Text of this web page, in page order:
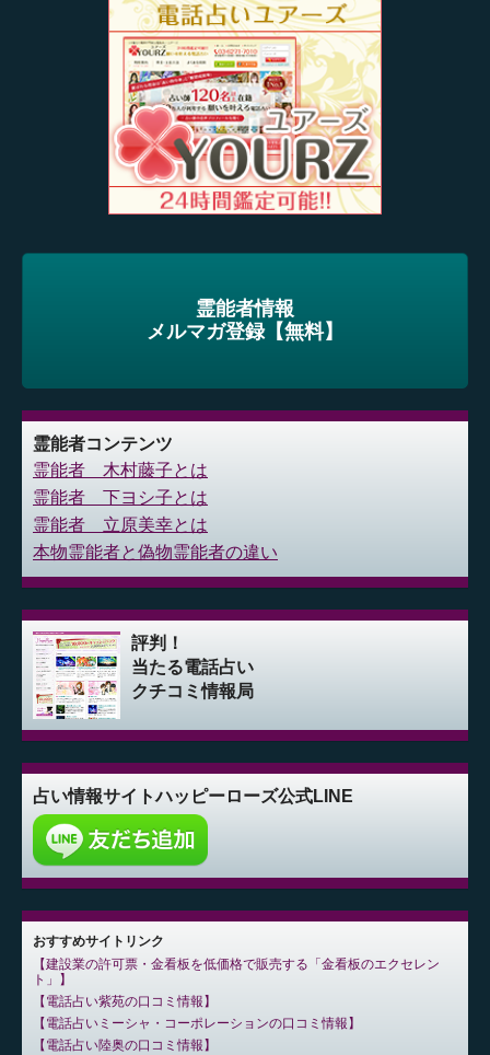
霊能者情報
メルマガ登録【無料】
霊能者コンテンツ
霊能者 木村藤子とは
霊能者 下ヨシ子とは
霊能者 立原美幸とは
本物霊能者と偽物霊能者の違い
評判！
当たる電話占い
クチコミ情報局
占い情報サイトハッピーローズ公式LINE
おすすめサイトリンク
建設業の許可票・金看板を低価格で販売する「金看板のエクセレン
ト」
電話占い紫苑の口コミ情報
電話占いミーシャ・コーポレーションの口コミ情報
電話占い陸奥の口コミ情報